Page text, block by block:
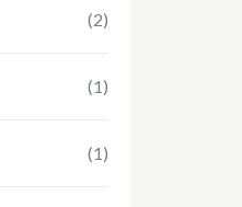
(2)
(1)
(1)